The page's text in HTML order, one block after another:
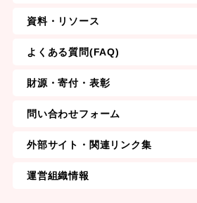
資料・リソース
よくある質問(FAQ)
財源・寄付・表彰
問い合わせフォーム
外部サイト・関連リンク集
運営組織情報